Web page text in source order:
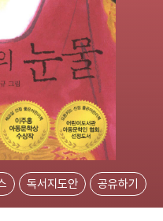
독서지도안 공유하기